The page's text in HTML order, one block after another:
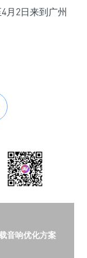
月2日来到广州
音响优化方案